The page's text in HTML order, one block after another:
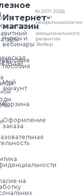
(БАК)
Интернет-
магазин
Курсы и
вебинары
Игровые
пособия
Мой
аккаунт
Корзина
Оформление
заказа
на
© 2011-2026
Центр
нейропсихологии
и
эмоционального
развития
Эмбер